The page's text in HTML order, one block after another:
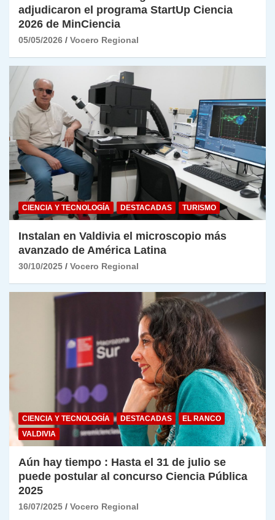
adjudicaron el programa StartUp Ciencia
2026 de MinCiencia
05/05/2026 Vocero Regional
CIENCIA Y TECNOLOGÍA DESTACADAS TURISMO
Instalan en Valdivia el microscopio más
avanzado de América Latina
30/10/2025 Vocero Regional
CIENCIA Y TECNOLOGÍA DESTACADAS
EL RANCO
VALDIVIA
Aún hay tiempo : Hasta el 31 de julio se
puede postular al concurso Ciencia Pública
2025
16/07/2025 Vocero Regional